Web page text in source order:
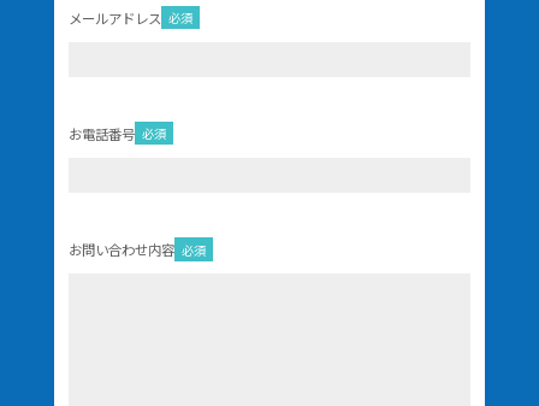
必須
メールアドレス
必須
お電話番号
必須
お問い合わせ内容